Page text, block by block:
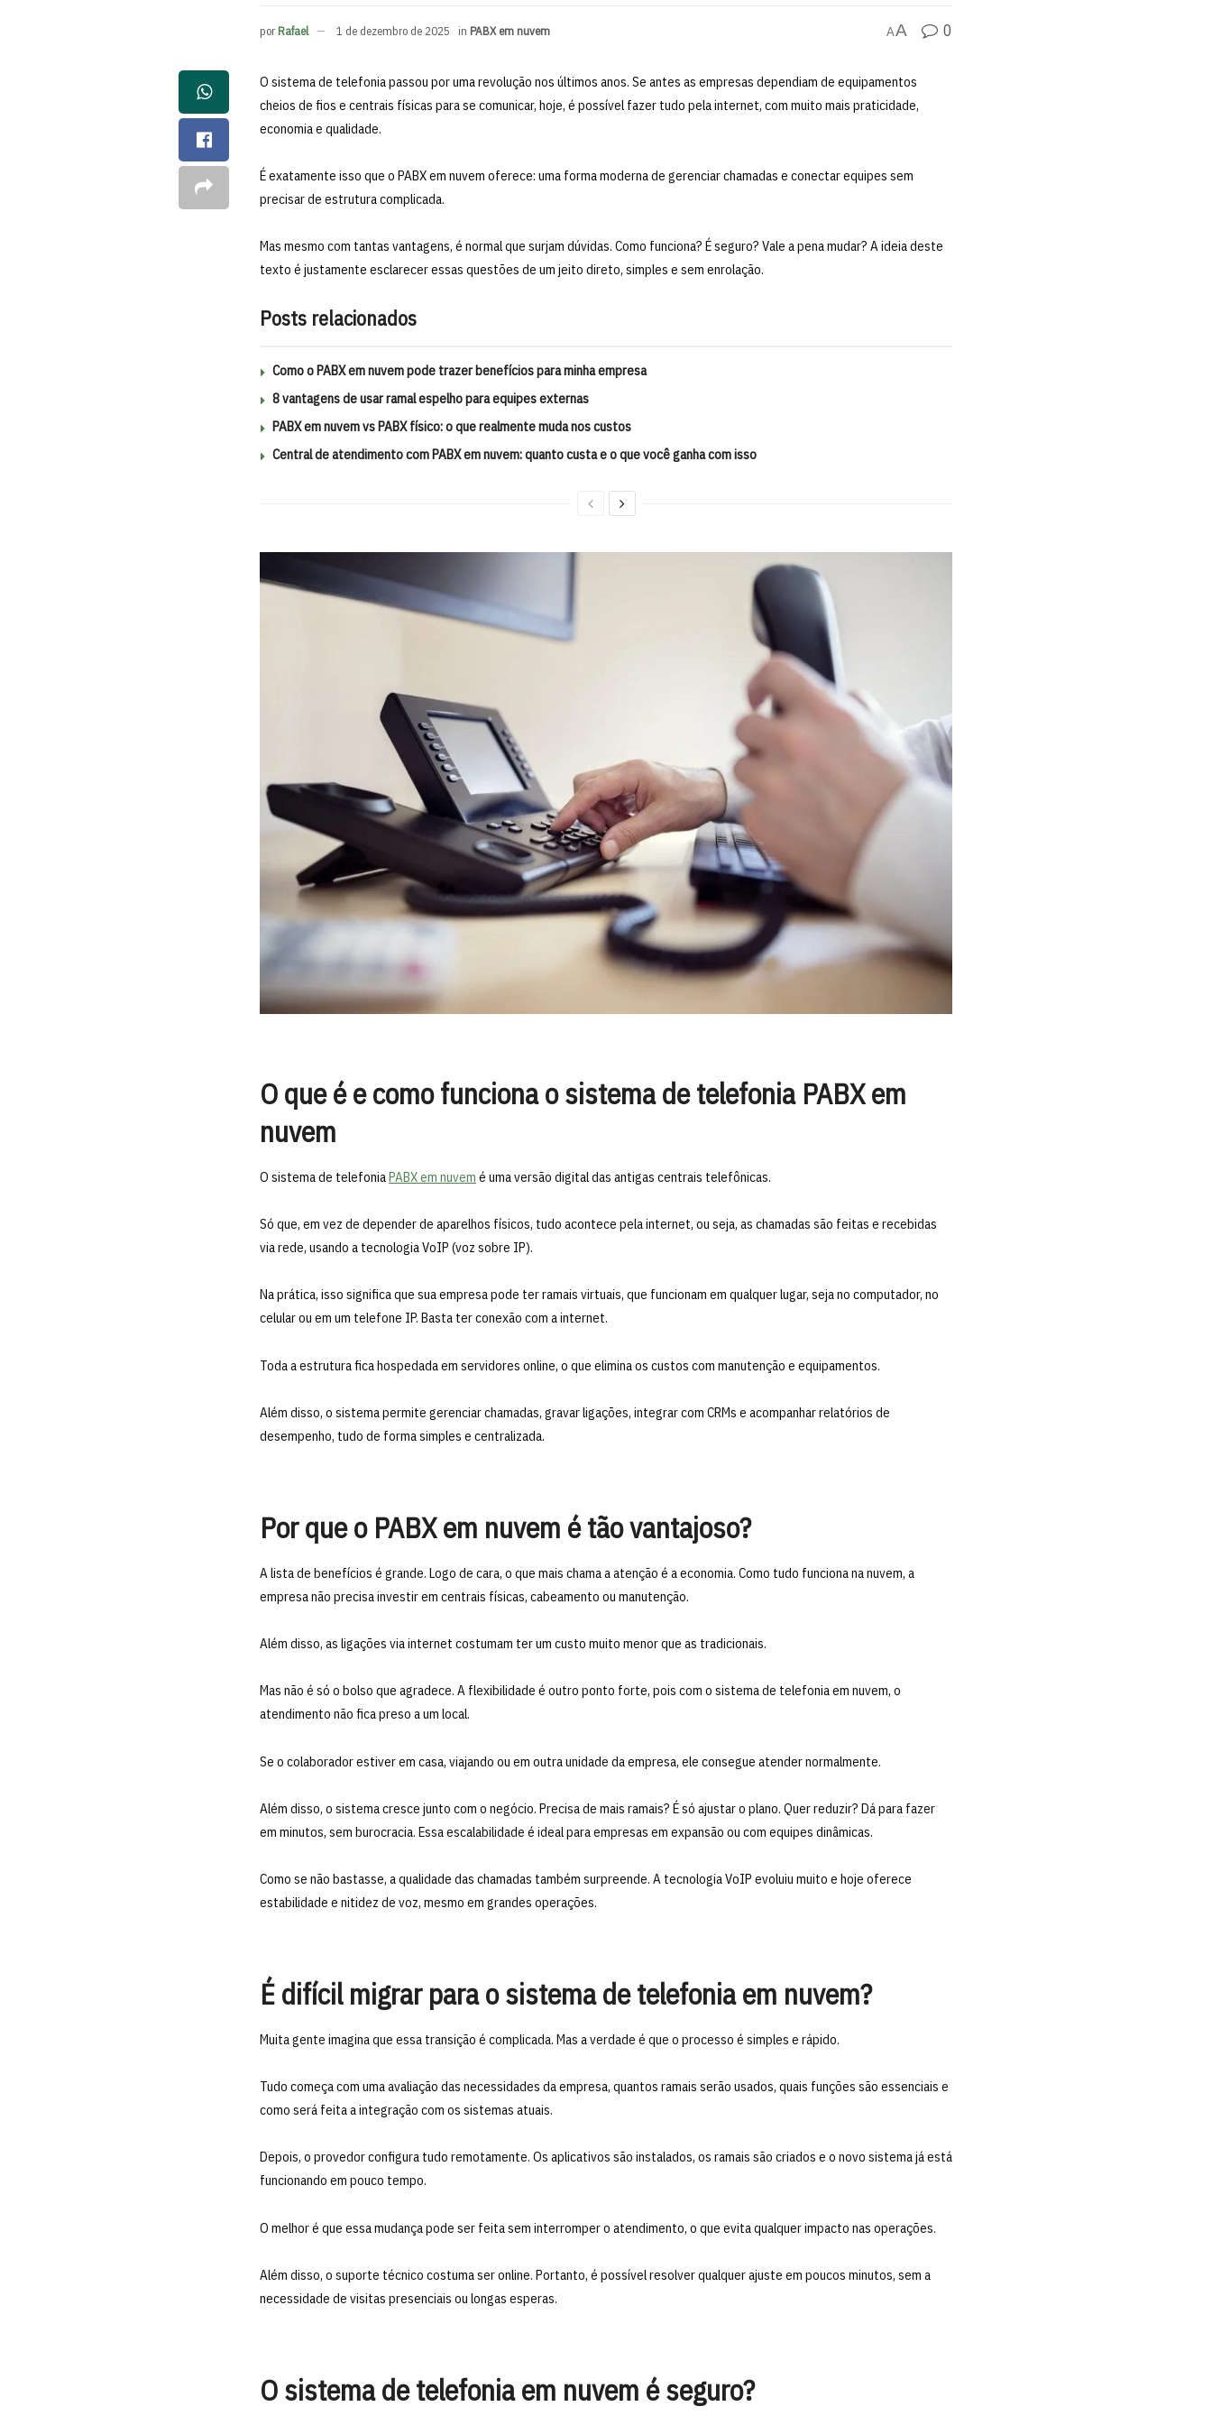
por Rafael 1 de dezembro de 2025 in PABX em nuvem AA 0
O sistema de telefonia passou por uma revolução nos últimos anos. Se antes as empresas dependiam de equipamentos
cheios de fios e centrais físicas para se comunicar, hoje, é possível fazer tudo pela internet, com muito mais praticidade,
economia e qualidade.
É exatamente isso que o PABX em nuvem oferece: uma forma moderna de gerenciar chamadas e conectar equipes sem
precisar de estrutura complicada.
Mas mesmo com tantas vantagens, é normal que surjam dúvidas. Como funciona? É seguro? Vale a pena mudar? A ideia deste
texto é justamente esclarecer essas questões de um jeito direto, simples e sem enrolação.
Posts relacionados
Como o PABX em nuvem pode trazer benefícios para minha empresa
8 vantagens de usar ramal espelho para equipes externas
PABX em nuvem vs PABX físico: o que realmente muda nos custos
Central de atendimento com PABX em nuvem: quanto custa e o que você ganha com isso
O que é e como funciona o sistema de telefonia PABX em
nuvem
O sistema de telefoniaPABX em nuvem é uma versão digital das antigas centrais telefônicas.
Só que, em vez de depender de aparelhos físicos, tudo acontece pela internet, ou seja, as chamadas são feitas e recebidas
via rede, usando a tecnologia VoIP (voz sobre IP).
Na prática, isso significa que sua empresa pode ter ramais virtuais, que funcionam em qualquer lugar, seja no computador, no
celular ou em um telefone IP. Basta ter conexão com a internet.
Toda a estrutura fica hospedada em servidores online, o que elimina os custos com manutenção e equipamentos.
Além disso, o sistema permite gerenciar chamadas, gravar ligações, integrar com CRMs e acompanhar relatórios de
desempenho, tudo de forma simples e centralizada.
Por que o PABX em nuvem é tão vantajoso?
A lista de benefícios é grande. Logo de cara, o que mais chama a atenção é a economia. Como tudo funciona na nuvem, a
empresa não precisa investir em centrais físicas, cabeamento ou manutenção.
Além disso, as ligações via internet costumam ter um custo muito menor que as tradicionais.
Mas não é só o bolso que agradece. A flexibilidade é outro ponto forte, pois com o sistema de telefonia em nuvem, o
atendimento não fica preso a um local.
Se o colaborador estiver em casa, viajando ou em outra unidade da empresa, ele consegue atender normalmente.
Além disso, o sistema cresce junto com o negócio. Precisa de mais ramais? É só ajustar o plano. Quer reduzir? Dá para fazer
em minutos, sem burocracia. Essa escalabilidade é ideal para empresas em expansão ou com equipes dinâmicas.
Como se não bastasse, a qualidade das chamadas também surpreende. A tecnologia VoIP evoluiu muito e hoje oferece
estabilidade e nitidez de voz, mesmo em grandes operações.
É difícil migrar para o sistema de telefonia em nuvem?
Muita gente imagina que essa transição é complicada. Mas a verdade é que o processo é simples e rápido.
Tudo começa com uma avaliação das necessidades da empresa, quantos ramais serão usados, quais funções são essenciais e
como será feita a integração com os sistemas atuais.
Depois, o provedor configura tudo remotamente. Os aplicativos são instalados, os ramais são criados e o novo sistema já está
funcionando em pouco tempo.
O melhor é que essa mudança pode ser feita sem interromper o atendimento, o que evita qualquer impacto nas operações.
Além disso, o suporte técnico costuma ser online. Portanto, é possível resolver qualquer ajuste em poucos minutos, sem a
necessidade de visitas presenciais ou longas esperas.
O sistema de telefonia em nuvem é seguro?